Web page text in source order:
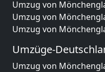
Umzug von
Umzug von
Umzug von
Umzüge-
Umzug von